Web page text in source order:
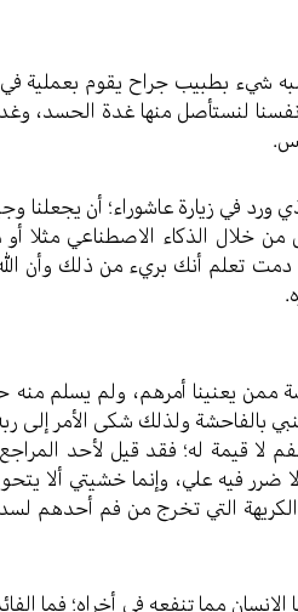
شيء بطبيب جراح يقوم بعملية في
لنستأصل منها غدة الحسد،
ورد في زيارة عاشوراء؛ أن يجعلنا
خلال الذكاء الاصطناعي مثلا أو
دمت تعلم أنك بريء من ذلك وأن
ممن يعنينا أمرهم، ولم يسلم منه
بالفاحشة ولذلك شكى الأمر إلى
لا قيمة له؛ فقد قيل لأحد
ضرر فيه علي، وإنما خشيتي ألا
الكريهة التي تخرج من فم أحدهم
مما تنفعه في أخراه؛ فما